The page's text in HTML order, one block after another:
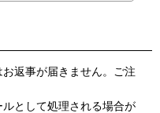
返事が届きません。ご注
として処理される場合が